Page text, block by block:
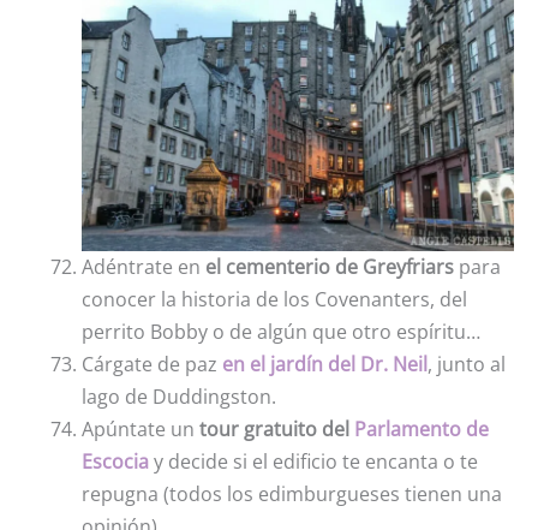
Adéntrate en el cementerio de Greyfriars para
conocer la historia de los Covenanters, del
perrito Bobby o de algún que otro espíritu…
Cárgate de paz en el jardín del Dr. Neil, junto al
lago de Duddingston.
Apúntate un tour gratuito del Parlamento de
Escociay decide si el edificio te encanta o te
repugna (todos los edimburgueses tienen una